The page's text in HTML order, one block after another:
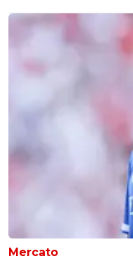
Mercato